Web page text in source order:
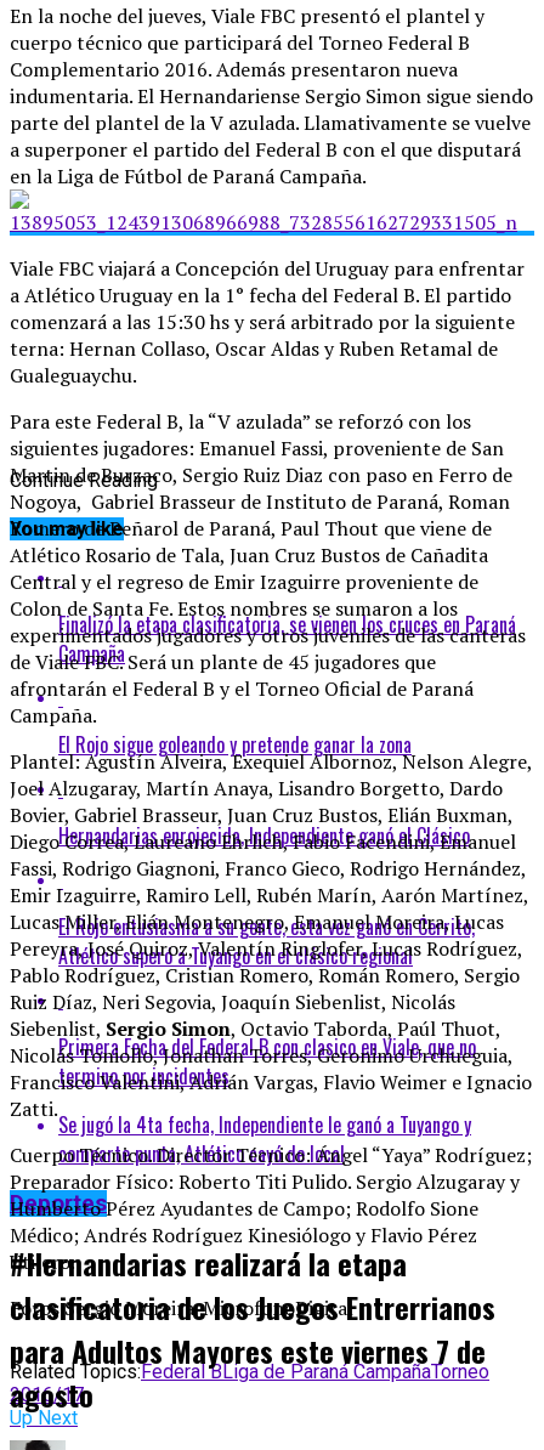
En la noche del jueves, Viale FBC presentó el plantel y
cuerpo técnico que participará del Torneo Federal B
Complementario 2016. Además presentaron nueva
indumentaria. El Hernandariense Sergio Simon sigue siendo
parte del plantel de la V azulada. Llamativamente se vuelve
a superponer el partido del Federal B con el que disputará
en la Liga de Fútbol de Paraná Campaña.
Viale FBC viajará a Concepción del Uruguay para enfrentar
a Atlético Uruguay en la 1° fecha del Federal B. El partido
comenzará a las 15:30 hs y será arbitrado por la siguiente
terna: Hernan Collaso, Oscar Aldas y Ruben Retamal de
Gualeguaychu.
Para este Federal B, la “V azulada” se reforzó con los
siguientes jugadores: Emanuel Fassi, proveniente de San
Martin de Burzaco, Sergio Ruiz Diaz con paso en Ferro de
Nogoya, Gabriel Brasseur de Instituto de Paraná, Roman
Romero de Peñarol de Paraná, Paul Thout que viene de
Atlético Rosario de Tala, Juan Cruz Bustos de Cañadita
Central y el regreso de Emir Izaguirre proveniente de
Colon de Santa Fe. Estos nombres se sumaron a los
experimentados jugadores y otros juveniles de las canteras
de Viale FBC. Será un plante de 45 jugadores que
afrontarán el Federal B y el Torneo Oficial de Paraná
Campaña.
Plantel: Agustín Alveira, Exequiel Albornoz, Nelson Alegre,
Joel Alzugaray, Martín Anaya, Lisandro Borgetto, Dardo
Bovier, Gabriel Brasseur, Juan Cruz Bustos, Elián Buxman,
Diego Correa, Laureano Ehrlich, Fabio Facendini, Emanuel
Fassi, Rodrigo Giagnoni, Franco Gieco, Rodrigo Hernández,
Emir Izaguirre, Ramiro Lell, Rubén Marín, Aarón Martínez,
Lucas Miller, Elián Montenegro, Emanuel Moreira, Lucas
Pereyra, José Quiroz, Valentín Ringlofer, Lucas Rodríguez,
Pablo Rodríguez, Cristian Romero, Román Romero, Sergio
Ruiz Díaz, Neri Segovia, Joaquín Siebenlist, Nicolás
Siebenlist, Sergio Simon, Octavio Taborda, Paúl Thuot,
Nicolás Toniollo, Jonathan Torres, Geronimo Urchueguia,
Francisco Valentini, Adrián Vargas, Flavio Weimer e Ignacio
Zatti.
Cuerpo Técnico. Director Técnico: Ángel “Yaya” Rodríguez;
Preparador Físico: Roberto Titi Pulido. Sergio Alzugaray y
Humberto Pérez Ayudantes de Campo; Rodolfo Sione
Médico; Andrés Rodríguez Kinesiólogo y Flavio Pérez
Utilero.
Fotos Sergio Moreira-MicrofonoDigital
Related Topics:Federal BLiga de Paraná CampañaTorneo
2016/17
Up Next
Continue Reading
You may like
Finalizó la etapa clasificatoria, se vienen los cruces en Paraná
Campaña
El Rojo sigue goleando y pretende ganar la zona
Hernandarias enrojecida, Independiente ganó el Clásico
El Rojo entusiasma a su gente, esta vez ganó en Cerrito,
Atlético superó a Tuyango en el clásico regional
Primera Fecha del Federal B con clasico en Viale, que no
termino por incidentes
Se jugó la 4ta fecha, Independiente le ganó a Tuyango y
comparte punta, Atlético cayó de local
Deportes
#Hernandarias realizará la etapa
clasificatoria de los Juegos Entrerrianos
para Adultos Mayores este viernes 7 de
agosto